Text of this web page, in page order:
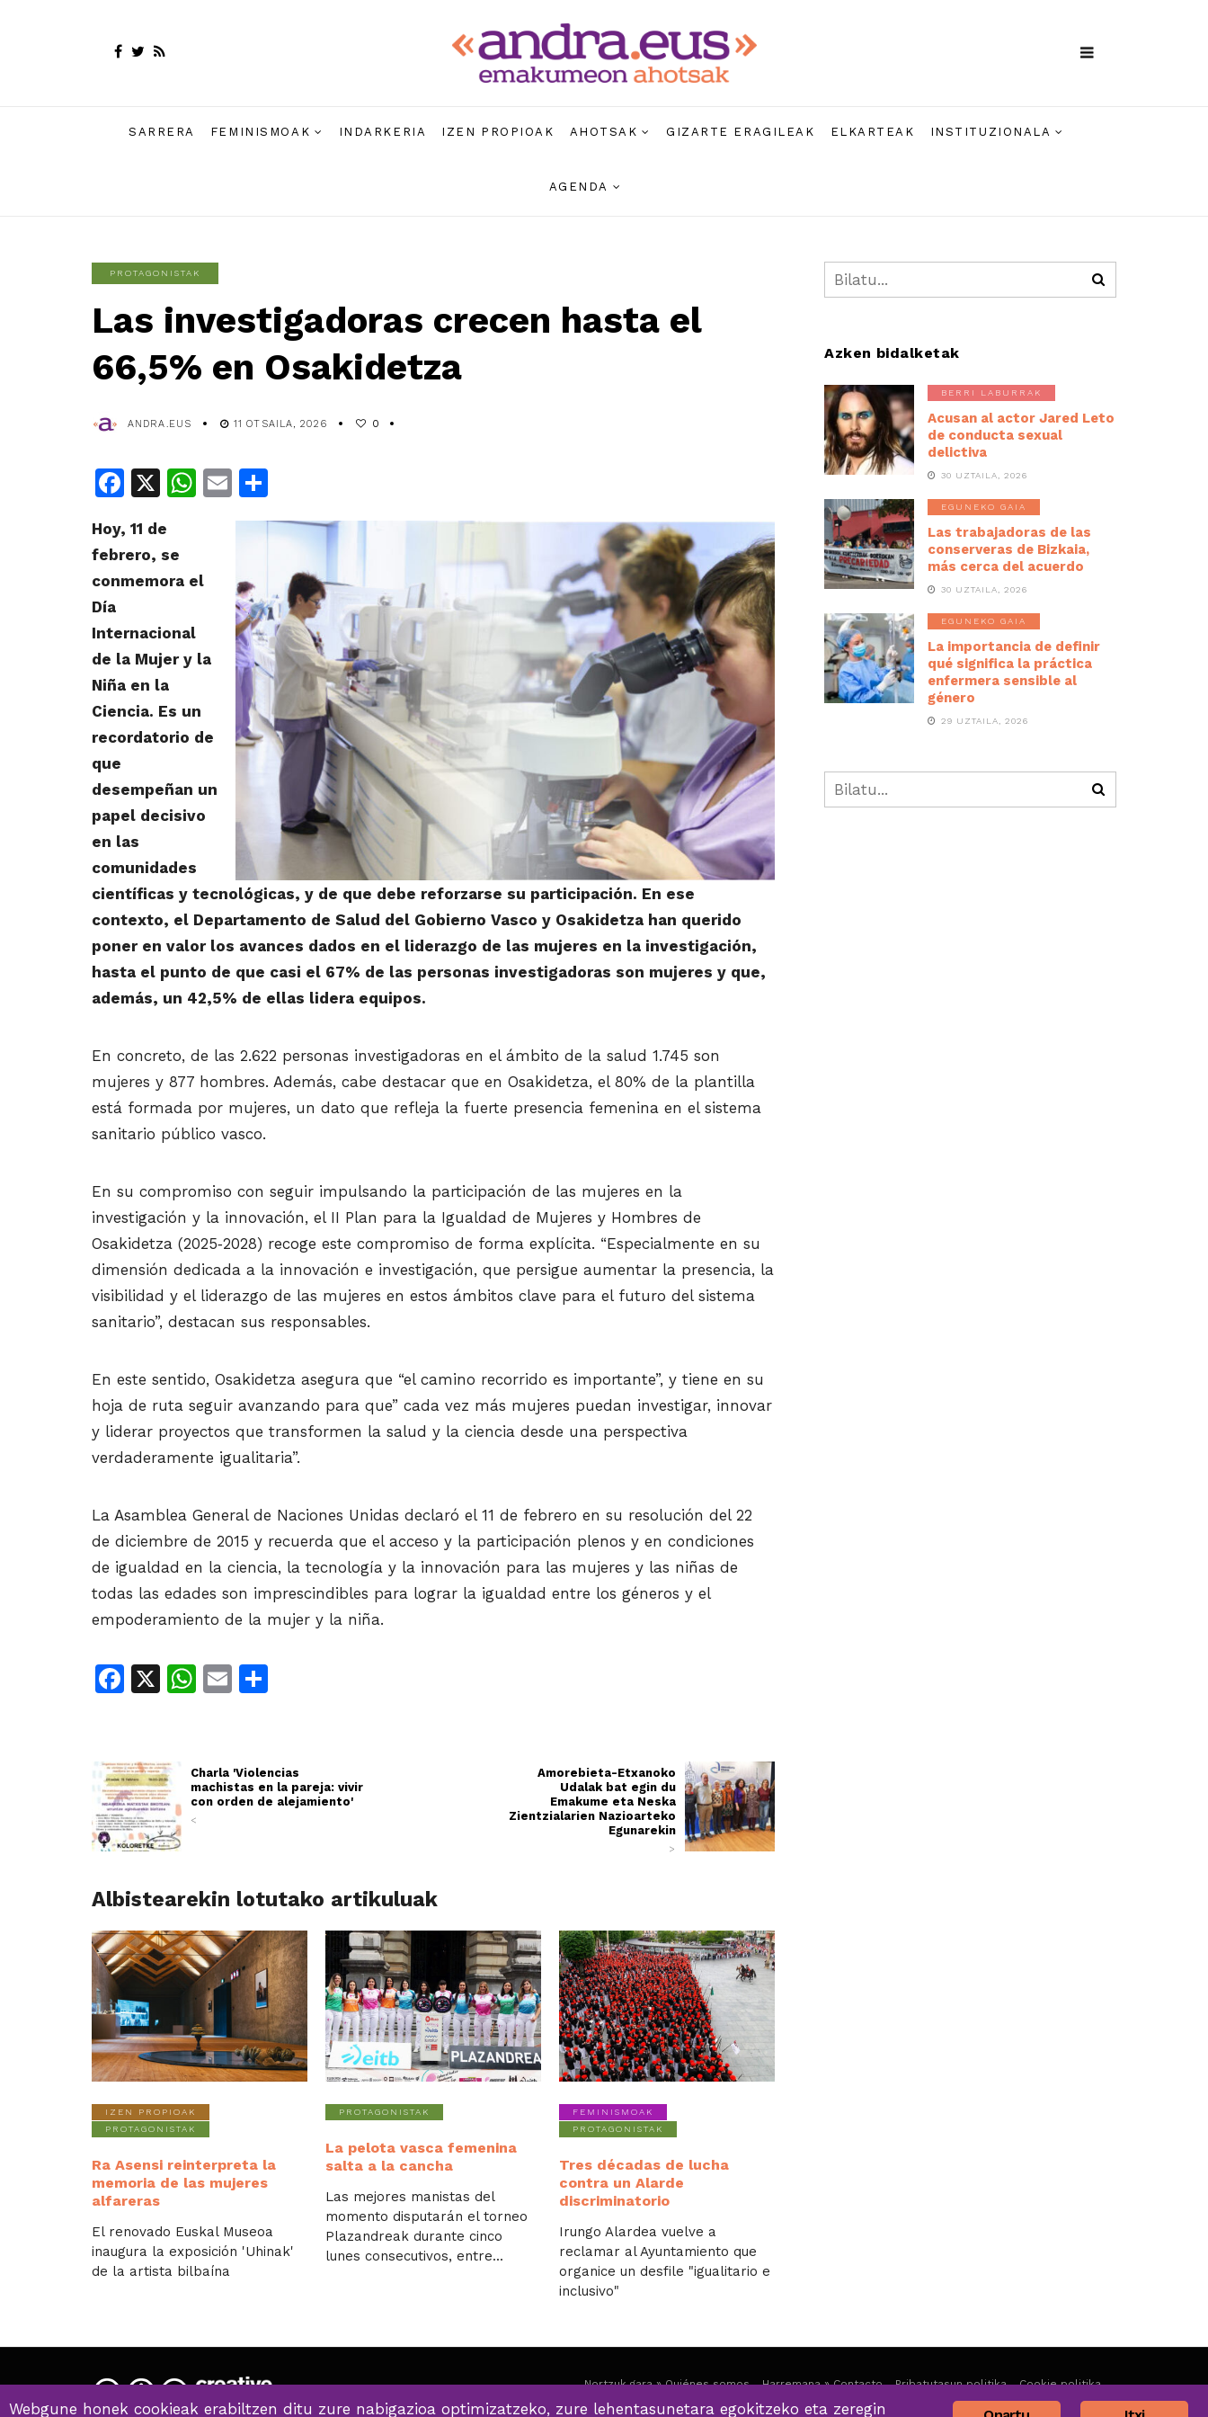
SARRERA FEMINISMOAK INDARKERIA IZEN PROPIOAK AHOTSAK GIZARTE ERAGILEAK ELKARTEAK INSTITUZIONALA
AGENDA
PROTAGONISTAK
Las investigadoras crecen hasta el
66,5% en Osakidetza
ANDRA.EUS 11 OTSAILA, 2026 0
Facebook
X WhatsApp
Email
Hoy, 11 de
febrero, se
conmemora el
Día
Internacional
de la Mujer y la
Niña en la
Ciencia. Es un
recordatorio de
que
desempeñan un
papel decisivo
en las
comunidades
científicas y tecnológicas, y de que debe reforzarse su participación. En ese
contexto, el Departamento de Salud del Gobierno Vasco y Osakidetza han querido
poner en valor los avances dados en el liderazgo de las mujeres en la investigación,
hasta el punto de que casi el 67% de las personas investigadoras son mujeres y que,
además, un 42,5% de ellas lidera equipos.
En concreto, de las 2.622 personas investigadoras en el ámbito de la salud 1.745 son
mujeres y 877 hombres. Además, cabe destacar que en Osakidetza, el 80% de la plantilla
está formada por mujeres, un dato que refleja la fuerte presencia femenina en el sistema
sanitario público vasco.
En su compromiso con seguir impulsando la participación de las mujeres en la
investigación y la innovación, el II Plan para la Igualdad de Mujeres y Hombres de
Osakidetza (2025‑2028) recoge este compromiso de forma explícita. “Especialmente en su
dimensión dedicada a la innovación e investigación, que persigue aumentar la presencia, la
visibilidad y el liderazgo de las mujeres en estos ámbitos clave para el futuro del sistema
sanitario”, destacan sus responsables.
En este sentido, Osakidetza asegura que “el camino recorrido es importante”, y tiene en su
hoja de ruta seguir avanzando para que” cada vez más mujeres puedan investigar, innovar
y liderar proyectos que transformen la salud y la ciencia desde una perspectiva
verdaderamente igualitaria”.
La Asamblea General de Naciones Unidas declaró el 11 de febrero en su resolución del 22
de diciembre de 2015 y recuerda que el acceso y la participación plenos y en condiciones
de igualdad en la ciencia, la tecnología y la innovación para las mujeres y las niñas de
todas las edades son imprescindibles para lograr la igualdad entre los géneros y el
empoderamiento de la mujer y la niña.
Facebook
X WhatsApp
Email
Charla 'Violencias
machistas en la pareja: vivir
con orden de alejamiento'
<
Amorebieta-Etxanoko
Udalak bat egin du
Emakume eta Neska
Zientzialarien Nazioarteko
Egunarekin
>
Albistearekin lotutako artikuluak
IZEN PROPIOAK
PROTAGONISTAK
Ra Asensi reinterpreta la
memoria de las mujeres
alfareras
El renovado Euskal Museoa
inaugura la exposición 'Uhinak'
de la artista bilbaína
PROTAGONISTAK
La pelota vasca femenina
salta a la cancha
Las mejores manistas del
momento disputarán el torneo
Plazandreak durante cinco
lunes consecutivos, entre...
FEMINISMOAK
PROTAGONISTAK
Tres décadas de lucha
contra un Alarde
discriminatorio
Irungo Alardea vuelve a
reclamar al Ayuntamiento que
organice un desfile "igualitario e
inclusivo"
Azken bidalketak
BERRI LABURRAK
Acusan al actor Jared Leto
de conducta sexual
delictiva
30 UZTAILA, 2026
EGUNEKO GAIA
Las trabajadoras de las
conserveras de Bizkaia,
más cerca del acuerdo
30 UZTAILA, 2026
EGUNEKO GAIA
La importancia de definir
qué significa la práctica
enfermera sensible al
género
29 UZTAILA, 2026
Nortzuk gara » Quiénes somos Harremana » Contacto Pribatutasun politika Cookie politika
Webgune honek cookieak erabiltzen ditu zure nabigazioa optimizatzeko, zure lehentasunetara egokitzeko eta zeregin